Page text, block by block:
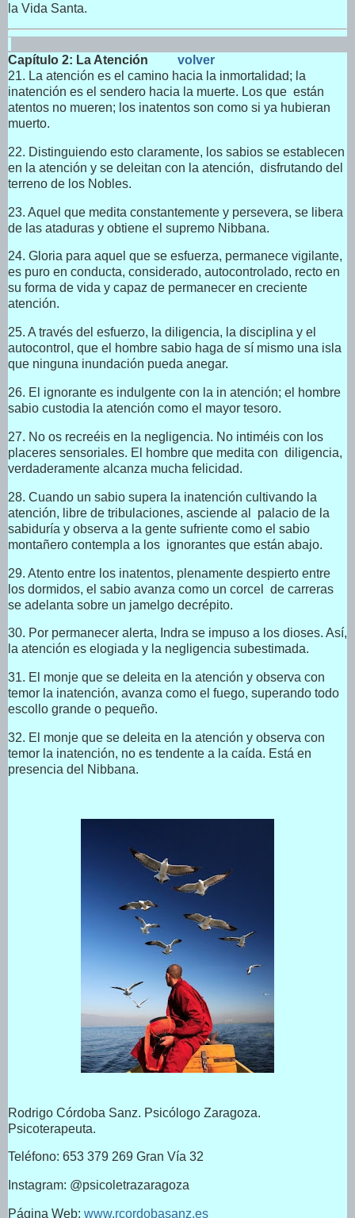
la Vida Santa.
Capítulo 2: La Atención
volver
21. La atención es el camino hacia la inmortalidad; la
inatención es el sendero hacia la muerte. Los que están
atentos no mueren; los inatentos son como si ya hubieran
muerto.
22. Distinguiendo esto claramente, los sabios se establecen
en la atención y se deleitan con la atención, disfrutando del
terreno de los Nobles.
23. Aquel que medita constantemente y persevera, se libera
de las ataduras y obtiene el supremo Nibbana.
24. Gloria para aquel que se esfuerza, permanece vigilante,
es puro en conducta, considerado, autocontrolado, recto en
su forma de vida y capaz de permanecer en creciente
atención.
25. A través del esfuerzo, la diligencia, la disciplina y el
autocontrol, que el hombre sabio haga de sí mismo una isla
que ninguna inundación pueda anegar.
26. El ignorante es indulgente con la in atención; el hombre
sabio custodia la atención como el mayor tesoro.
27. No os recreéis en la negligencia. No intiméis con los
placeres sensoriales. El hombre que medita con diligencia,
verdaderamente alcanza mucha felicidad.
28. Cuando un sabio supera la inatención cultivando la
atención, libre de tribulaciones, asciende al palacio de la
sabiduría y observa a la gente sufriente como el sabio
montañero contempla a los ignorantes que están abajo.
29. Atento entre los inatentos, plenamente despierto entre
los dormidos, el sabio avanza como un corcel de carreras
se adelanta sobre un jamelgo decrépito.
30. Por permanecer alerta, Indra se impuso a los dioses. Así,
la atención es elogiada y la negligencia subestimada.
31. El monje que se deleita en la atención y observa con
temor la inatención, avanza como el fuego, superando todo
escollo grande o pequeño.
32. El monje que se deleita en la atención y observa con
temor la inatención, no es tendente a la caída. Está en
presencia del Nibbana.
Rodrigo Córdoba Sanz. Psicólogo Zaragoza.
Psicoterapeuta.
Teléfono: 653 379 269 Gran Vía 32
Instagram: @psicoletrazaragoza
Página Web: www.rcordobasanz.es